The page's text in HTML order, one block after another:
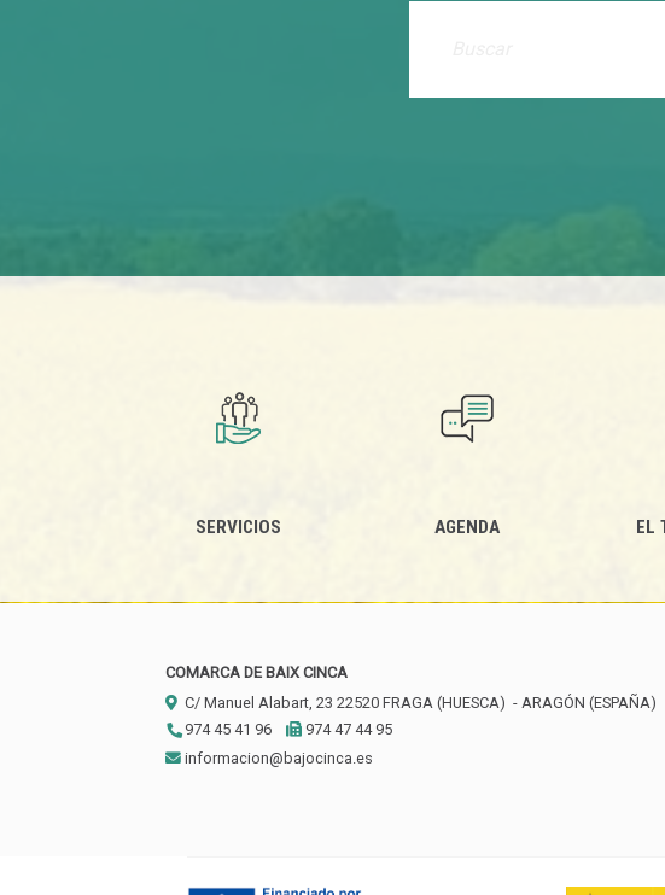
SERVICIOS AGENDA EL
COMARCA DE BAIX CINCA
C/ Manuel Alabart, 23 22520 FRAGA (HUESCA) - ARAGÓN (ESPAÑA)
974 45 41 96
974 47 44 95
informacion@bajocinca.es